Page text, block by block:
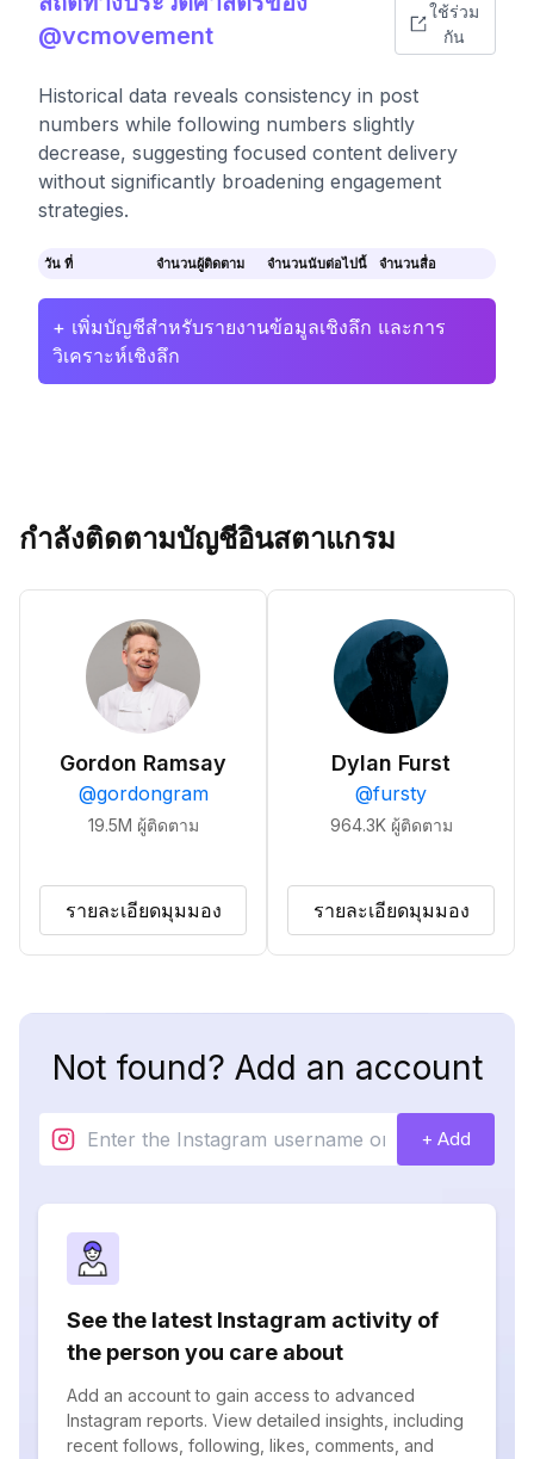
@vcmovement
ใช้ร่วม
กัน
Historical data reveals consistency in post
numbers while following numbers slightly
decrease, suggesting focused content delivery
without significantly broadening engagement
strategies.
วัน ที่ จำนวนผู้ติดตาม จำนวนนับต่อไปนี้ จำนวนสื่อ
+ เพิ่มบัญชีสำหรับรายงานข้อมูลเชิงลึก และการ
วิเคราะห์เชิงลึก
กำลังติดตามบัญชีอินสตาแกรม
Gordon Ramsay
@gordongram
19.5M ผู้ติดตาม
รายละเอียดมุมมอง
Dylan Furst
@fursty
964.3K ผู้ติดตาม
รายละเอียดมุมมอง
Not found? Add an account
+ Add
See the latest Instagram activity of
the person you care about
Add an account to gain access to advanced
Instagram reports. View detailed insights, including
recent follows, following, likes, comments, and